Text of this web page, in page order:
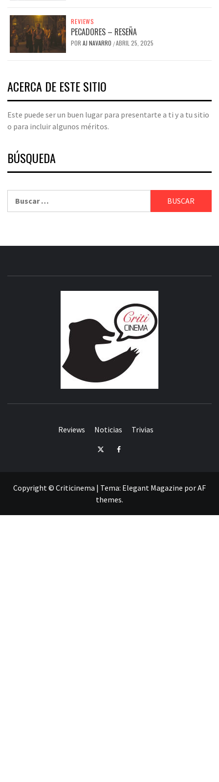
REVIEWS
PECADORES – RESEÑA
POR AJ NAVARRO /ABRIL 25, 2025
ACERCA DE ESTE SITIO
Este puede ser un buen lugar para presentarte a ti y a tu sitio
o para incluir algunos méritos.
BÚSQUEDA
Reviews Noticias Trivias
TwitterFacebook
Copyright © Criticinema | Tema: Elegant Magazine porAF
themes.